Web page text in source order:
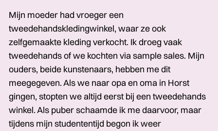
Mijn moeder had vroeger een
tweedehandskledingwinkel, waar ze ook
zelfgemaakte kleding verkocht. Ik droeg vaak
tweedehands of we kochten via sample sales. Mijn
ouders, beide kunstenaars, hebben me dit
meegegeven. Als we naar opa en oma in Horst
gingen, stopten we altijd eerst bij een tweedehands
winkel. Als puber schaamde ik me daarvoor, maar
tijdens mijn studententijd begon ik weer